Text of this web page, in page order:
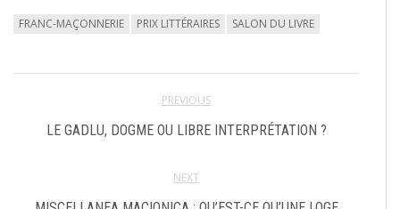
FRANC-MAÇONNERIE PRIX LITTÉRAIRES SALON DU LIVRE
PREVIOUS
LE GADLU, DOGME OU LIBRE INTERPRÉTATION ?
NEXT